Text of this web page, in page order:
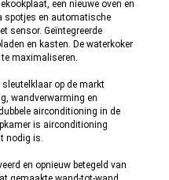
een nieuwe oven en
spotjes en automatische
sensor. Geïntegreerde
en kasten. De waterkoker
maximaliseren.
sleutelklaar op de markt
wandverwarming en
airconditioning in de
is airconditioning
nodig is.
en opnieuw betegeld van